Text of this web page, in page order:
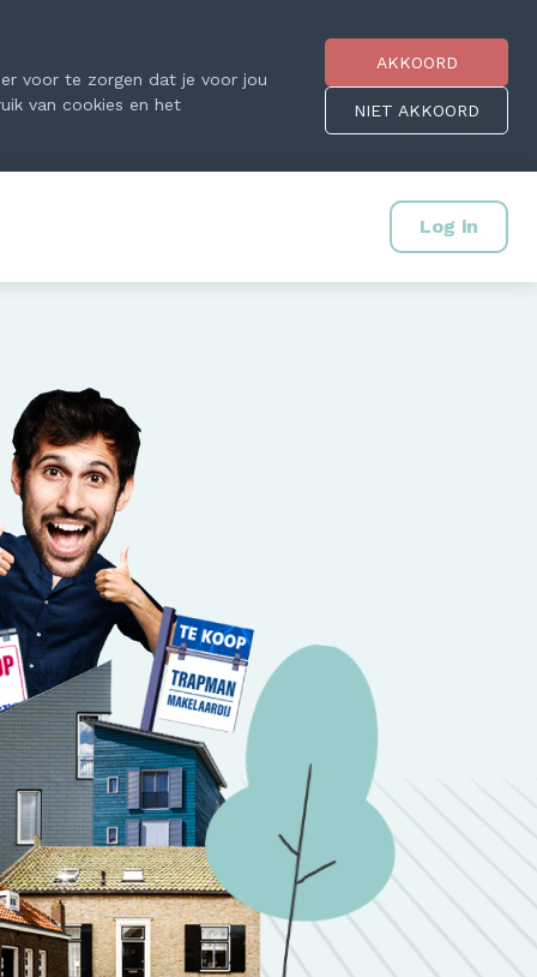
voor te zorgen dat je voor jou
van cookies en het
AKKOORD
NIET AKKOORD
Log in